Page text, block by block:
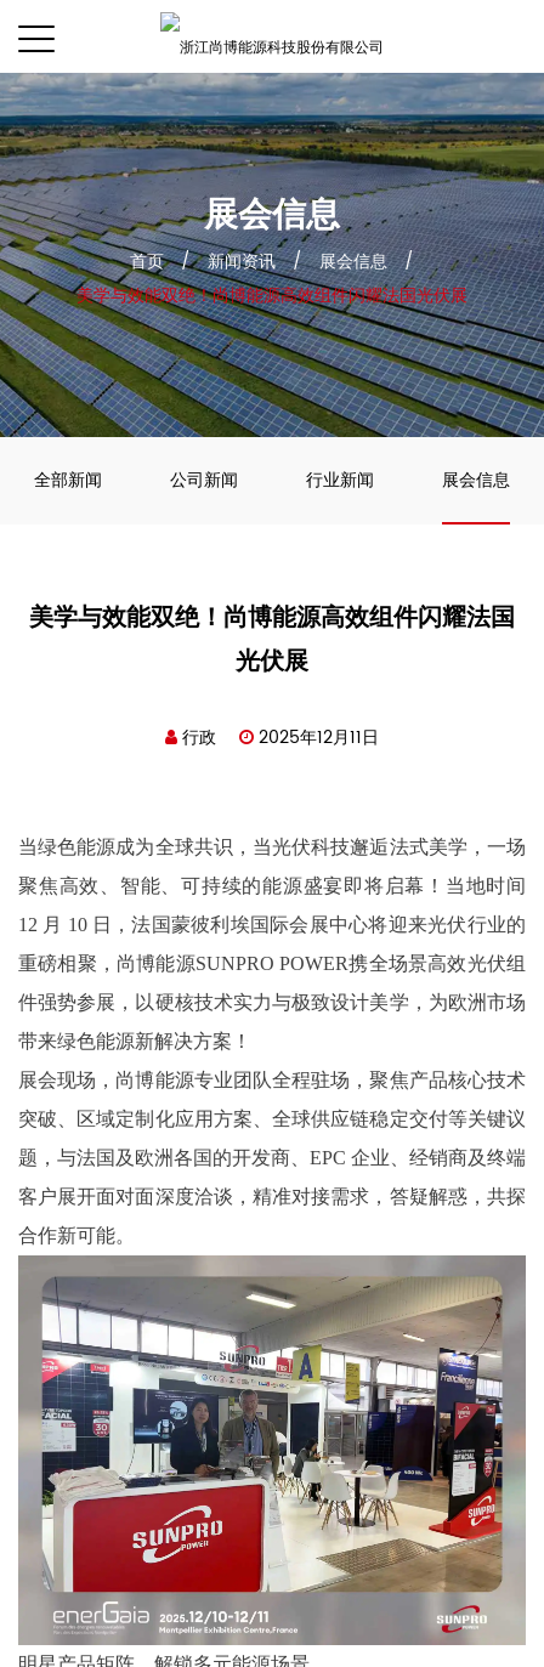
展会信息
首页 / 新闻资讯 / 展会信息 /
美学与效能双绝！尚博能源高效组件闪耀法国光伏展
全部新闻 公司新闻 行业新闻 展会信息
美学与效能双绝！尚博能源高效组件闪耀法国
光伏展
行政 2025年12月11日
当绿色能源成为全球共识，当光伏科技邂逅法式美学，一场
聚焦高效、智能、可持续的能源盛宴即将启幕！当地时间
12 月 10 日，法国蒙彼利埃国际会展中心将迎来光伏行业的
重磅相聚，尚博能源SUNPRO POWER携全场景高效光伏组
件强势参展，以硬核技术实力与极致设计美学，为欧洲市场
带来绿色能源新解决方案！
展会现场，尚博能源专业团队全程驻场，聚焦产品核心技术
突破、区域定制化应用方案、全球供应链稳定交付等关键议
题，与法国及欧洲各国的开发商、EPC 企业、经销商及终端
客户展开面对面深度洽谈，精准对接需求，答疑解惑，共探
合作新可能。